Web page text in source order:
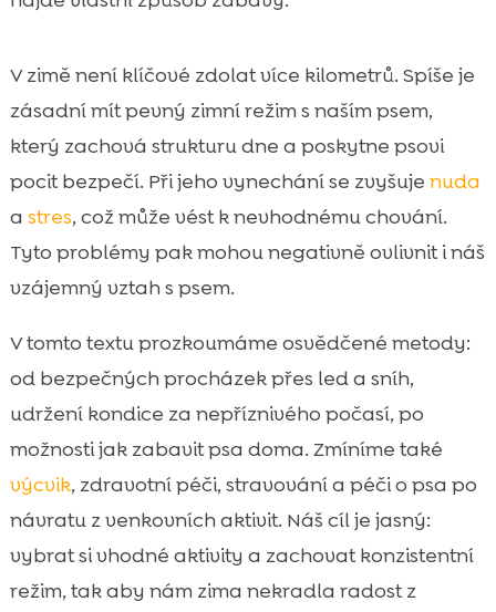
nevlídno
čichání
 Výcvik v zimě: proč je teď ideální čas na
nové dovednosti

Společné aktivity pro nás a psa: nápady na
Zdraví v zimě: imunita, klouby a
regenerace po pohybu

Výživa v zimě: jak podpořit energii a trávení
CricksyDog jako zimní volba pro citlivé psy:
hypoalergenní receptury bez kuřecího
masa a pšenice

Péče po procházce: tlapky, srst a domácí
komfort
 Závěr
 FAQ
V zimě není klíčové zdolat více kilometrů. Spíše je
zásadní mít pevný zimní režim s naším psem,
který zachová strukturu dne a poskytne psovi
pocit bezpečí. Při jeho vynechání se zvyšuje nuda
a stres, což může vést k nevhodnému chování.
Tyto problémy pak mohou negativně ovlivnit i náš
vzájemný vztah s psem.
V tomto textu prozkoumáme osvědčené metody:
od bezpečných procházek přes led a sníh,
udržení kondice za nepříznivého počasí, po
možnosti jak zabavit psa doma. Zmíníme také
výcvik, zdravotní péči, stravování a péči o psa po
návratu z venkovních aktivit. Náš cíl je jasný:
vybrat si vhodné aktivity a zachovat konzistentní
režim, tak aby nám zima nekradla radost z